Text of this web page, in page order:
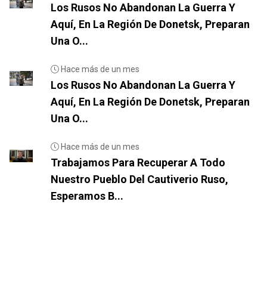
Los Rusos No Abandonan La Guerra Y
Aquí, En La Región De Donetsk, Preparan
Una O...
Hace más de un mes
Los Rusos No Abandonan La Guerra Y
Aquí, En La Región De Donetsk, Preparan
Una O...
Hace más de un mes
Trabajamos Para Recuperar A Todo
Nuestro Pueblo Del Cautiverio Ruso,
Esperamos B...